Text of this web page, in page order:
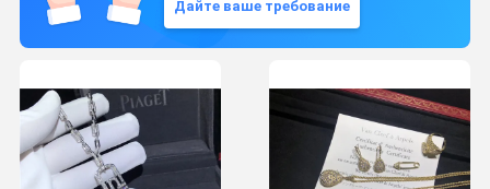
Дайте ваше требование